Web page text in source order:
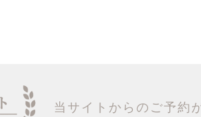
当サイトからのご予約